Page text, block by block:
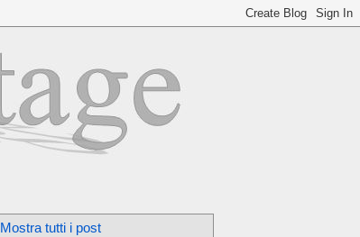
Mostra tutti i post